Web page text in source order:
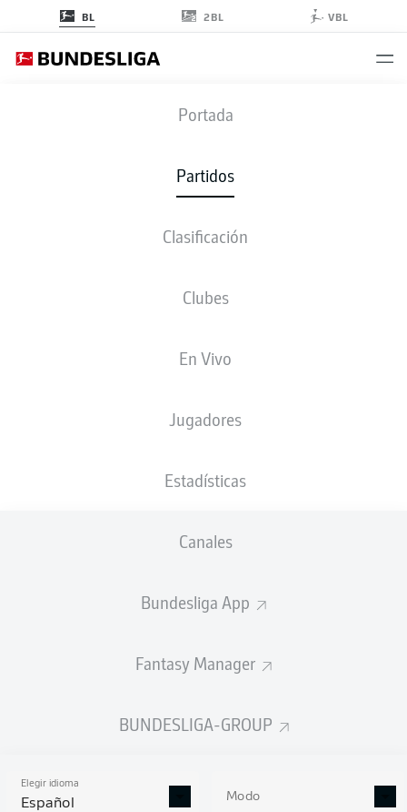
BL 2BL VBL
Portada
Partidos
Clasificación
Clubes
En Vivo
Jugadores
Estadísticas
Canales
Bundesliga App
Fantasy Manager
BUNDESLIGA-GROUP
Elegir idioma
Español Modo
FCH - FCA
2 1
ALINEACIONES ESTADÍSTICAS
Diant Ramaj
Julian Niehues
Arijon Ibrahimović